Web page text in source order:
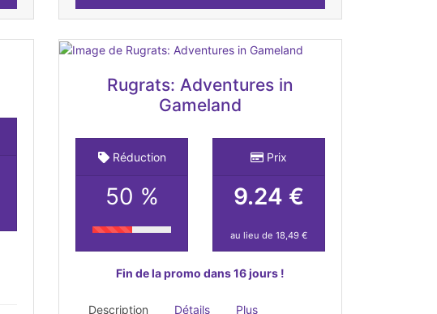
Rugrats: Adventures in
Gameland
Réduction
50 %
Prix
9.24 €
au lieu de 18,49 €
Fin de la promo dans 16 jours !
Description Détails Plus